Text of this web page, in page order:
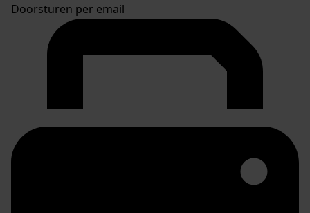
Doorsturen per email